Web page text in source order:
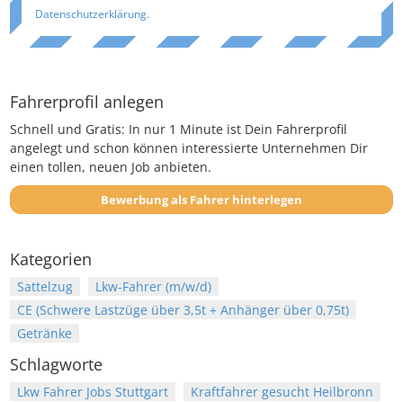
Datenschutzerklärung.
Fahrerprofil anlegen
Schnell und Gratis: In nur 1 Minute ist Dein Fahrerprofil
angelegt und schon können interessierte Unternehmen Dir
einen tollen, neuen Job anbieten.
Bewerbung als Fahrer hinterlegen
Kategorien
Sattelzug
Lkw-Fahrer (m/w/d)
CE (Schwere Lastzüge über 3,5t + Anhänger über 0,75t)
Getränke
Schlagworte
Lkw Fahrer Jobs Stuttgart
Kraftfahrer gesucht Heilbronn